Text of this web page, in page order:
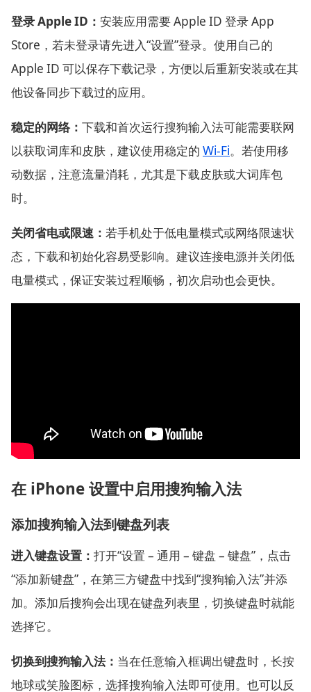
登录 Apple ID： 安装应用需要 Apple ID 登录 App
Store，若未登录请先进入“设置”登录。使用自己的
Apple ID 可以保存下载记录，方便以后重新安装或在其
他设备同步下载过的应用。
稳定的网络： 下载和首次运行搜狗输入法可能需要联网
以获取词库和皮肤，建议使用稳定的 Wi-Fi。若使用移
动数据，注意流量消耗，尤其是下载皮肤或大词库包
时。
关闭省电或限速： 若手机处于低电量模式或网络限速状
态，下载和初始化容易受影响。建议连接电源并关闭低
电量模式，保证安装过程顺畅，初次启动也会更快。
在 iPhone 设置中启用搜狗输入法
添加搜狗输入法到键盘列表
进入键盘设置： 打开“设置 – 通用 – 键盘 – 键盘”，点击
“添加新键盘”，在第三方键盘中找到“搜狗输入法”并添
加。添加后搜狗会出现在键盘列表里，切换键盘时就能
选择它。
切换到搜狗输入法： 当在任意输入框调出键盘时，长按
地球或笑脸图标，选择搜狗输入法即可使用。也可以反